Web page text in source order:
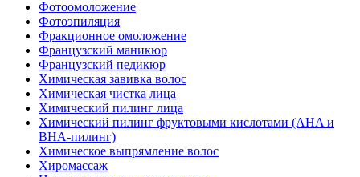
Фотоомоложение
Фотоэпиляция
Фракционное омоложение
Французский маникюр
Французский педикюр
Химическая завивка волос
Химическая чистка лица
Химический пилинг лица
Химический пилинг фруктовыми кислотами (AHA и
BHA-пилинг)
Химическое выпрямление волос
Хиромассаж